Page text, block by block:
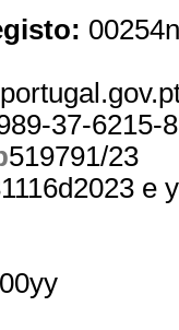
37-6215-8
519791/23
e